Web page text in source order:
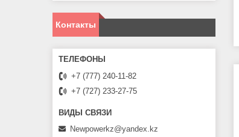
Контакты
+7 (777) 240-11-82
+7 (727) 233-27-75
Newpowerkz@yandex.kz